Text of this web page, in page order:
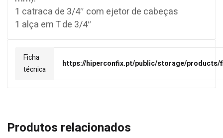
1 catraca de 3/4″ com ejetor de cabeças
1 alça em T de 3/4″
Ficha
técnica
https://hiperconfix.pt/public/storage/products/
Produtos relacionados